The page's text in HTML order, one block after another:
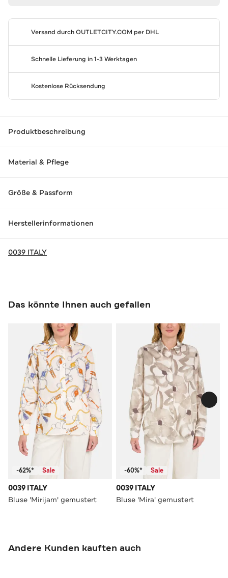
Versand durchOUTLETCITY.COM per DHL
Schnelle Lieferung in 1-3 Werktagen
Kostenlose Rücksendung
Produktbeschreibung
Material & Pflege
Größe & Passform
Herstellerinformationen
0039 ITALY
Das könnte Ihnen auch gefallen
-62%* Sale
0039 ITALY
Bluse 'Mirijam' gemustert
-60%* Sale
0039 ITALY
Bluse 'Mira' gemustert
Andere Kunden kauften auch